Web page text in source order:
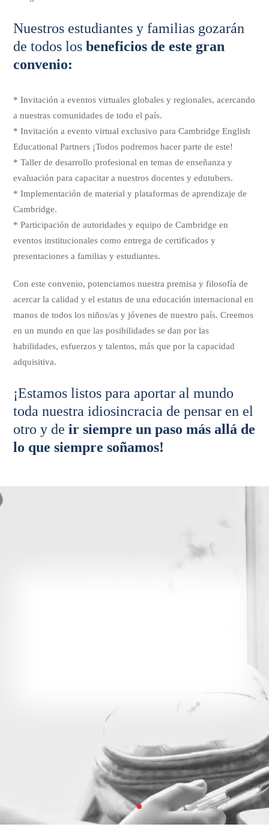
Nuestros estudiantes y familias gozarán
de todos losbeneficios de este gran
convenio:
* Invitación a eventos virtuales globales y regionales, acercando
a nuestras comunidades de todo el país.
* Invitación a evento virtual exclusivo para Cambridge English
Educational Partners ¡Todos podremos hacer parte de este!
* Taller de desarrollo profesional en temas de enseñanza y
evaluación para capacitar a nuestros docentes y edutubers.
* Implementación de material y plataformas de aprendizaje de
Cambridge.
* Participación de autoridades y equipo de Cambridge en
eventos institucionales como entrega de certificados y
presentaciones a familias y estudiantes.
Con este convenio, potenciamos nuestra premisa y filosofía de
acercar la calidad y el estatus de una educación internacional en
manos de todos los niños/as y jóvenes de nuestro país. Creemos
en un mundo en que las posibilidades se dan por las
habilidades, esfuerzos y talentos, más que por la capacidad
adquisitiva.
¡Estamos listos para aportar al mundo
toda nuestra idiosincracia de pensar en el
otro y deir siempre un paso más allá de
lo que siempre soñamos!
Navegar
hacia